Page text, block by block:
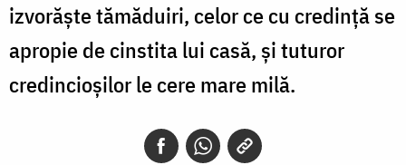
izvorăşte tămăduiri, celor ce cu credinţă se
apropie de cinstita lui casă, şi tuturor
credincioşilor le cere mare milă.